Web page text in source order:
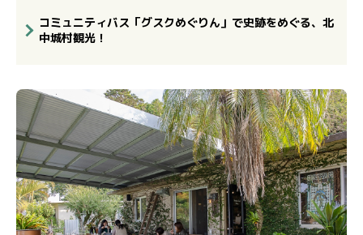
コミュニティバス「グスクめぐりん」で史跡をめぐる、北
中城村観光！